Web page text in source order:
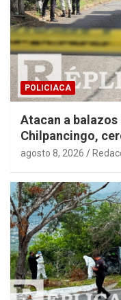
POLICIACA
Atacan a
Chilpancingo,
agosto 8, 2026